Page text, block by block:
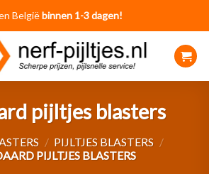
Belgiëbinnen 1-3 dagen!
pijltjes blasters
/ PIJLTJES BLASTERS /
PIJLTJES BLASTERS